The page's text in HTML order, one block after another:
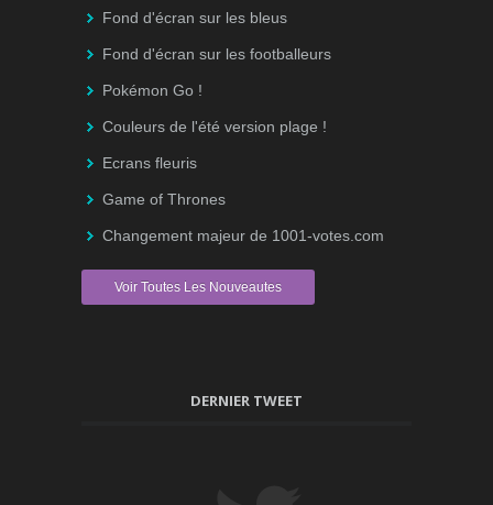
Fond d'écran sur les bleus
Fond d'écran sur les footballeurs
Pokémon Go !
Couleurs de l'été version plage !
Ecrans fleuris
Game of Thrones
Changement majeur de 1001-votes.com
Voir Toutes Les Nouveautes
DERNIER TWEET